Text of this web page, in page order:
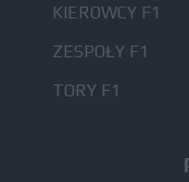
KIEROWCY F1
ZESPOŁY F1
TORY F1